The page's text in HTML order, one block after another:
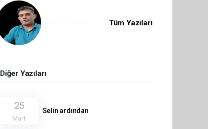
Tüm Yazıları
Diğer Yazıları
25
Mart
Selin ardından